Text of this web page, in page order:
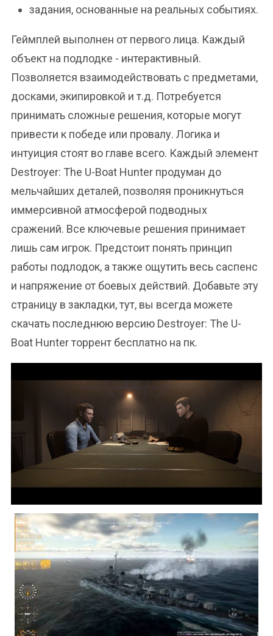
задания, основанные на реальных событиях.
Геймплей выполнен от первого лица. Каждый
объект на подлодке - интерактивный.
Позволяется взаимодействовать с предметами,
досками, экипировкой и т.д. Потребуется
принимать сложные решения, которые могут
привести к победе или провалу. Логика и
интуиция стоят во главе всего. Каждый элемент
Destroyer: The U-Boat Hunter продуман до
мельчайших деталей, позволяя проникнуться
иммерсивной атмосферой подводных
сражений. Все ключевые решения принимает
лишь сам игрок. Предстоит понять принцип
работы подлодок, а также ощутить весь саспенс
и напряжение от боевых действий. Добавьте эту
страницу в закладки, тут, вы всегда можете
скачать последнюю версию Destroyer: The U-
Boat Hunter торрент бесплатно на пк.